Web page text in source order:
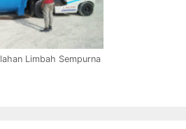
Limbah Sempurna